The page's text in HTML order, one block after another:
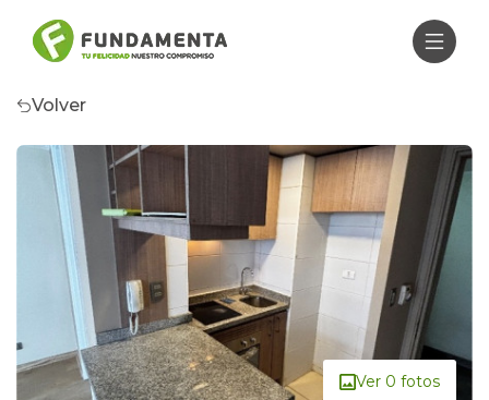
Volver
Ver 0 fotos